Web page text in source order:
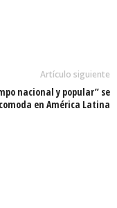
Artículo siguiente
nacional y popular” se
en América Latina